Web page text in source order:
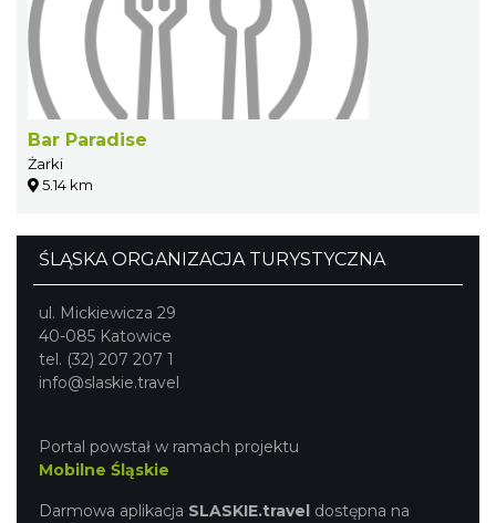
Bar Paradise
Żarki
5.14 km
ŚLĄSKA ORGANIZACJA TURYSTYCZNA
ul. Mickiewicza 29
40-085 Katowice
tel. (32) 207 207 1
info@slaskie.travel
Portal powstał w ramach projektu
Mobilne Śląskie
Darmowa aplikacja SLASKIE.travel dostępna na